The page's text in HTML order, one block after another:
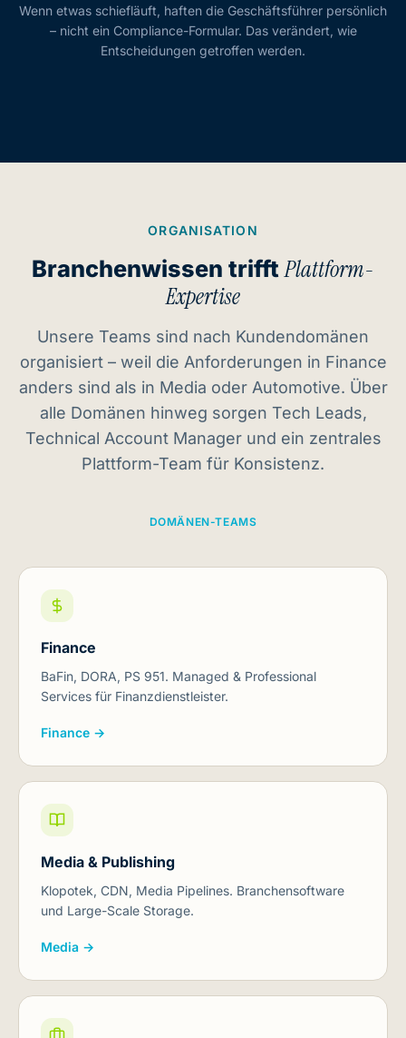
Wenn etwas schiefläuft, haften die Geschäftsführer persönlich
– nicht ein Compliance-Formular. Das verändert, wie
Entscheidungen getroffen werden.
ORGANISATION
Branchenwissen trifft Plattform-
Expertise
Unsere Teams sind nach Kundendomänen
organisiert – weil die Anforderungen in Finance
anders sind als in Media oder Automotive. Über
alle Domänen hinweg sorgen Tech Leads,
Technical Account Manager und ein zentrales
Plattform-Team für Konsistenz.
DOMÄNEN-TEAMS
Finance
BaFin, DORA, PS 951. Managed & Professional
Services für Finanzdienstleister.
Finance →
Media & Publishing
Klopotek, CDN, Media Pipelines. Branchensoftware
und Large-Scale Storage.
Media →